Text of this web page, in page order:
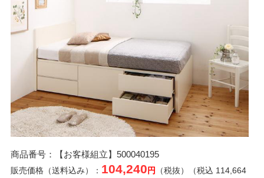
商品番号：【お客様組立】500040195
販売価格（送料込み）： 104,240 円
（税抜）（税込 114,664